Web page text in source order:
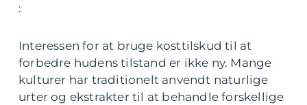
:
Interessen for at bruge kosttilskud til at
forbedre hudens tilstand er ikke ny. Mange
kulturer har traditionelt anvendt naturlige
urter og ekstrakter til at behandle forskellige